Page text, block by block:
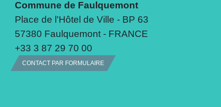
Commune de Faulquemont
Place de l'Hôtel de Ville - BP 63
57380 Faulquemont - FRANCE
+33 3 87 29 70 00
CONTACT PAR FORMULAIRE